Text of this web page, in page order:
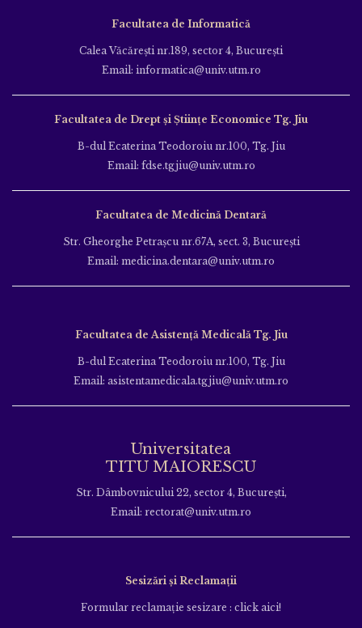
Facultatea de Informatică
Calea Văcăreşti nr.189, sector 4, Bucureşti
Email: informatica@univ.utm.ro
Facultatea de Drept și Științe Economice Tg. Jiu
B-dul Ecaterina Teodoroiu nr.100, Tg. Jiu
Email: fdse.tgjiu@univ.utm.ro
Facultatea de Medicină Dentară
Str. Gheorghe Petraşcu nr.67A, sect. 3, Bucureşti
Email: medicina.dentara@univ.utm.ro
Facultatea de Asistență Medicală Tg. Jiu
B-dul Ecaterina Teodoroiu nr.100, Tg. Jiu
Email: asistentamedicala.tgjiu@univ.utm.ro
Universitatea
TITU MAIORESCU
Str. Dâmbovnicului 22, sector 4, București,
Email: rectorat@univ.utm.ro
Sesizări și Reclamații
Formular reclamație sesizare : click aici!